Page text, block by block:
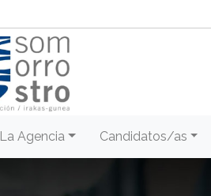
La Agencia Candidatos/as